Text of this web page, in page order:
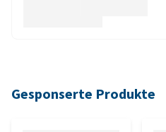
Gesponserte Produkte